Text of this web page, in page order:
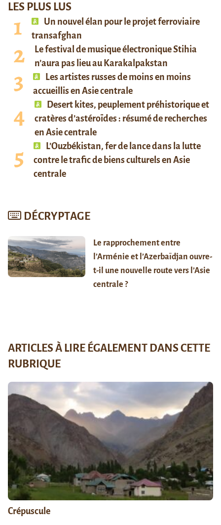
LES PLUS LUS
Un nouvel élan pour le projet ferroviaire
transafghan
Le festival de musique électronique Stihia
n’aura pas lieu au Karakalpakstan
Les artistes russes de moins en moins
accueillis en Asie centrale
Desert kites, peuplement préhistorique et
cratères d’astéroïdes : résumé de recherches
en Asie centrale
L’Ouzbékistan, fer de lance dans la lutte
contre le trafic de biens culturels en Asie
centrale
DÉCRYPTAGE
Le rapprochement entre
l’Arménie et l’Azerbaïdjan ouvre-
t-il une nouvelle route vers l’Asie
centrale ?
ARTICLES À LIRE ÉGALEMENT DANS CETTE
RUBRIQUE
Crépuscule